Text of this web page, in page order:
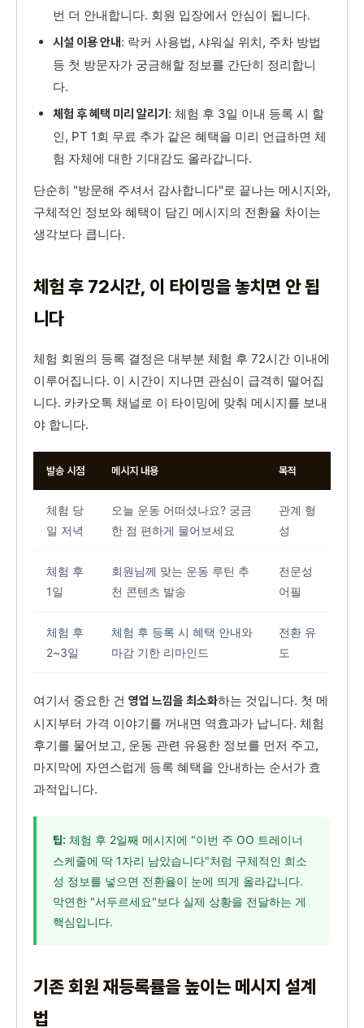
번 더 안내합니다. 회원 입장에서 안심이 됩니다.
시설 이용 안내 : 락커 사용법, 샤워실 위치, 주차 방법
등 첫 방문자가 궁금해할 정보를 간단히 정리합니
다.
체험 후 혜택 미리 알리기 : 체험 후 3일 이내 등록 시 할
인, PT 1회 무료 추가 같은 혜택을 미리 언급하면 체
험 자체에 대한 기대감도 올라갑니다.
단순히 "방문해 주셔서 감사합니다"로 끝나는 메시지와,
구체적인 정보와 혜택이 담긴 메시지의 전환율 차이는
생각보다 큽니다.
체험 후 72시간, 이 타이밍을 놓치면 안 됩
니다
체험 회원의 등록 결정은 대부분 체험 후 72시간 이내에
이루어집니다. 이 시간이 지나면 관심이 급격히 떨어집
니다. 카카오톡 채널로 이 타이밍에 맞춰 메시지를 보내
야 합니다.
발송 시점 메시지 내용 목적
체험 당
일 저녁
오늘 운동 어떠셨나요? 궁금
한 점 편하게 물어보세요
관계 형
성
체험 후
1일
회원님께 맞는 운동 루틴 추
천 콘텐츠 발송
전문성
어필
체험 후
2~3일
체험 후 등록 시 혜택 안내와
마감 기한 리마인드
전환 유
도
여기서 중요한 건 영업 느낌을 최소화하는 것입니다. 첫 메
시지부터 가격 이야기를 꺼내면 역효과가 납니다. 체험
후기를 물어보고, 운동 관련 유용한 정보를 먼저 주고,
마지막에 자연스럽게 등록 혜택을 안내하는 순서가 효
과적입니다.
팁: 체험 후 2일째 메시지에 "이번 주 OO 트레이너
스케줄에 딱 1자리 남았습니다"처럼 구체적인 희소
성 정보를 넣으면 전환율이 눈에 띄게 올라갑니다.
막연한 "서두르세요"보다 실제 상황을 전달하는 게
핵심입니다.
기존 회원 재등록률을 높이는 메시지 설계
법